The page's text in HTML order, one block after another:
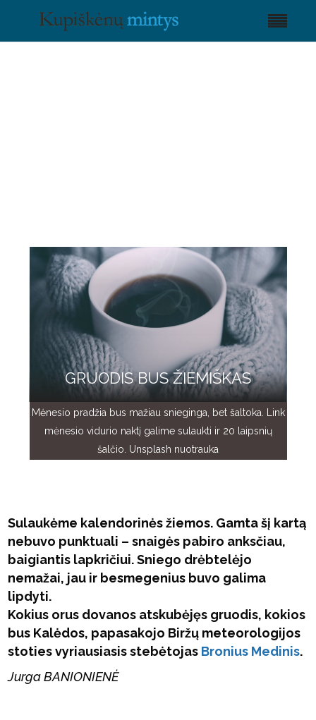
GRUODIS BUS ŽIEMIŠKAS
Mėnesio pradžia bus mažiau snieginga, bet šaltoka. Link
mėnesio vidurio naktį galime sulaukti ir 20 laipsnių
šalčio. Unsplash nuotrauka
Sulaukėme kalendorinės žiemos. Gamta šį kartą
nebuvo punktuali – snaigės pabiro anksčiau,
baigiantis lapkričiui. Sniego drėbtelėjo
nemažai, jau ir besmegenius buvo galima
lipdyti.
Kokius orus dovanos atskubėjęs gruodis, kokios
bus Kalėdos, papasakojo Biržų meteorologijos
stoties vyriausiasis stebėtojas Bronius Medinis.
Jurga BANIONIENĖ